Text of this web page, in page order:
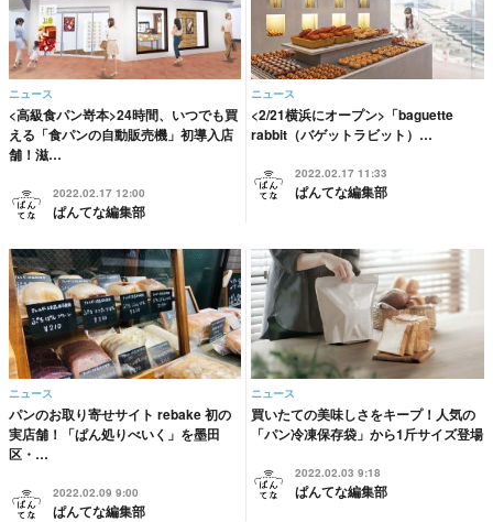
ニュース
<高級食パン嵜本>24時間、いつでも買
える「食パンの自動販売機」初導入店
舗！滋…
2022.02.17 12:00
ぱんてな編集部
ニュース
<2/21横浜にオープン>「baguette
rabbit（バゲットラビット）…
2022.02.17 11:33
ぱんてな編集部
ニュース
パンのお取り寄せサイト rebake 初の
実店舗！「ぱん処りべいく」を墨田
区・…
2022.02.09 9:00
ぱんてな編集部
ニュース
買いたての美味しさをキープ！人気の
「パン冷凍保存袋」から1斤サイズ登場
2022.02.03 9:18
ぱんてな編集部